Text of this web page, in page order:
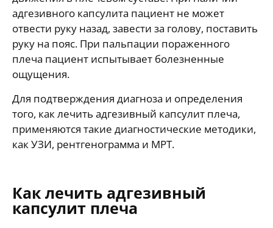
адгезивного капсулита пациент не может
отвести руку назад, завести за голову, поставить
руку на пояс. При пальпации пораженного
плеча пациент испытывает болезненные
ощущения.
Для подтверждения диагноза и определения
того, как лечить адгезивный капсулит плеча,
применяются такие диагностические методики,
как УЗИ, рентгенограмма и МРТ.
Как лечить адгезивный
капсулит плеча